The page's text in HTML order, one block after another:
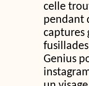
celle
pendant
captures
Genius